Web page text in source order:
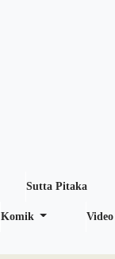
Sutta Pitaka
Komik Video